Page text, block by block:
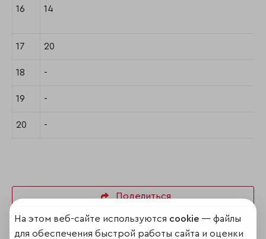
16 14
17 20
18 -
19 -
20 -
Поделиться
На этом веб-сайте используются cookie — файлы
для обеспечения быстрой работы сайта и оценки